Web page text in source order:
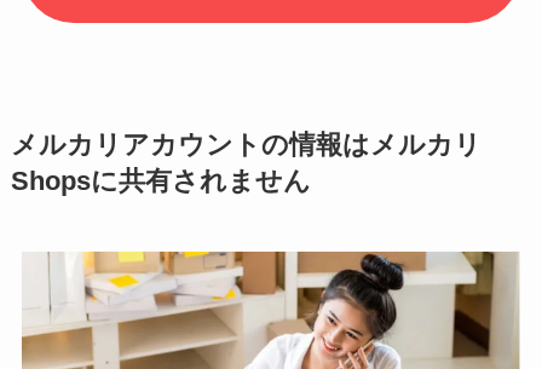
メルカリアカウントの情報はメルカリ
Shopsに共有されません